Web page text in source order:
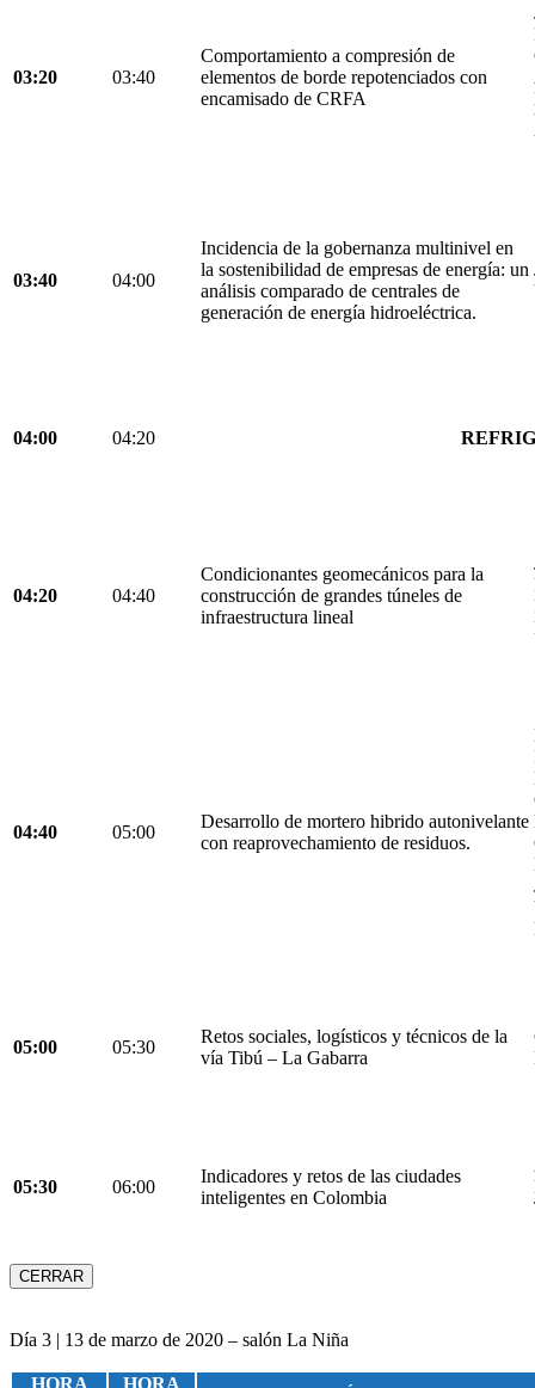
03:20 03:40
Comportamiento a compresión de
elementos de borde repotenciados con
encamisado de CRFA
03:40 04:00
Incidencia de la gobernanza multinivel en
la sostenibilidad de empresas de energía: un
análisis comparado de centrales de
generación de energía hidroeléctrica.
04:00 04:20
04:20 04:40
Condicionantes geomecánicos para la
construcción de grandes túneles de
infraestructura lineal
04:40 05:00
Desarrollo de mortero hibrido autonivelante
con reaprovechamiento de residuos.
05:00 05:30
Retos sociales, logísticos y técnicos de la
vía Tibú – La Gabarra
05:30 06:00
Indicadores y retos de las ciudades
inteligentes en Colombia
CERRAR
Día 3 | 13 de marzo de 2020 – salón La Niña
HORA HORA